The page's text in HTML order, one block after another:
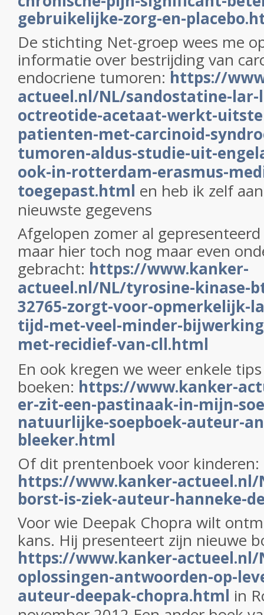
gebruikelijke-zorg-en-
De stichting Net-groep wees me
informatie over bestrijding van
endocriene tumoren: https://
actueel.nl/NL/sandostatine-
octreotide-acetaat-werkt-
patienten-met-carcinoid-
tumoren-aldus-studie-uit-
ook-in-rotterdam-erasmus-
toegepast.html en heb ik zelf
nieuwste gegevens
Afgelopen zomer al gepresenteerd
maar hier toch nog maar even
gebracht: https://www.kanker-
actueel.nl/NL/tyrosine-kinase-
32765-zorgt-voor-opmerkelijk-
tijd-met-veel-minder-
met-recidief-van-cll.html
En ook kregen we weer enkele
boeken: https://www.kanker-
er-zit-een-pastinaak-in-mijn-
natuurlijke-soepboek-auteur-
bleeker.html
Of dit prentenboek voor kinderen:
https://www.kanker-actueel.nl/
borst-is-ziek-auteur-hanneke-
Voor wie Deepak Chopra wilt
kans. Hij presenteert zijn nieuwe
https://www.kanker-
oplossingen-antwoorden-op-
auteur-deepak-chopra.html in